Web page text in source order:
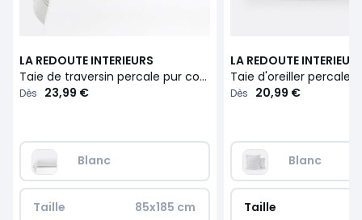
LA REDOUTE INTERIEURS
Taie de traversin percale pur coton, Palace
Dès 23,99 €
Blanc
Taille 85x185 cm
LA REDOUTE
Dès 20,99 €
Blanc
Taille